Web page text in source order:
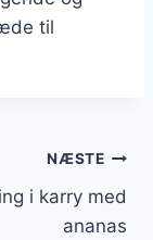
til
NÆSTE
i karry med
ananas